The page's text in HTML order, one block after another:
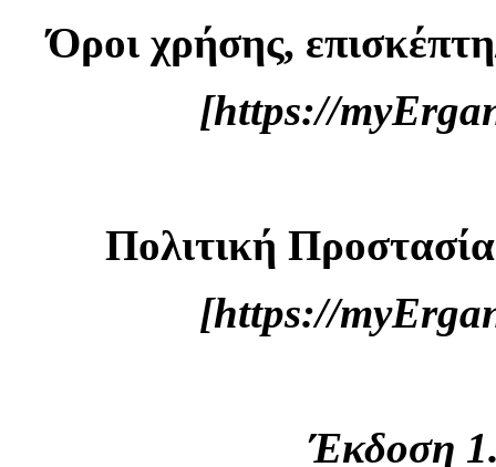
Όροι χρήσης,
[https://
Πολιτική
[https://
Έκδοση